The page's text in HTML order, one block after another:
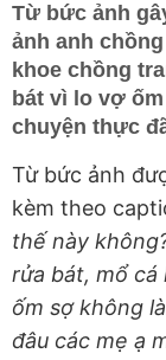
Từ bức ảnh
ảnh anh
khoe chồng
bát vì lo vợ
chuyện thực
Từ bức ảnh
kèm theo
thế này
rửa bát, mổ cá
ốm sợ không
đâu các mẹ ạ